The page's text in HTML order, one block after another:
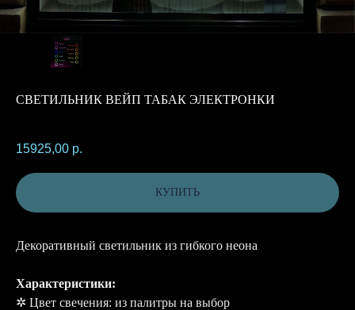
СВЕТИЛЬНИК ВЕЙП ТАБАК ЭЛЕКТРОНКИ
15925,00 р.
КУПИТЬ
Декоративный светильник из гибкого неона
Характеристики:
✲ Цвет свечения: из палитры на выбор